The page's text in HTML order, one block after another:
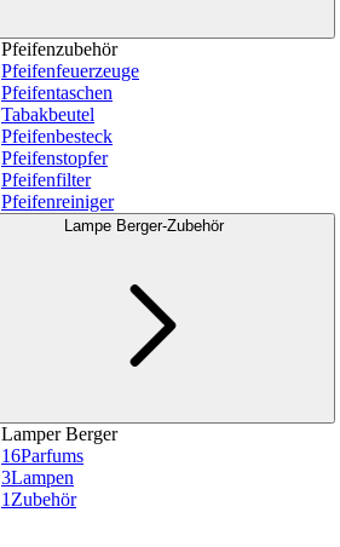
Pfeifenzubehör
Pfeifenfeuerzeuge
Pfeifentaschen
Tabakbeutel
Pfeifenbesteck
Pfeifenstopfer
Pfeifenfilter
Pfeifenreiniger
Lampe Berger-Zubehör
Lamper Berger
16Parfums
3Lampen
1 Zubehör